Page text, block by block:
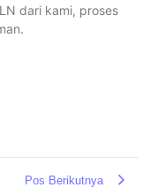
dari kami, proses
Pos Berikutnya